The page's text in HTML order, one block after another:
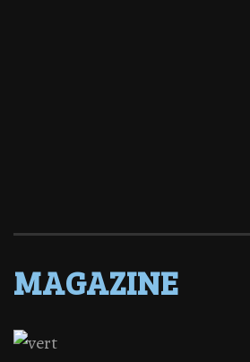
MAGAZINE